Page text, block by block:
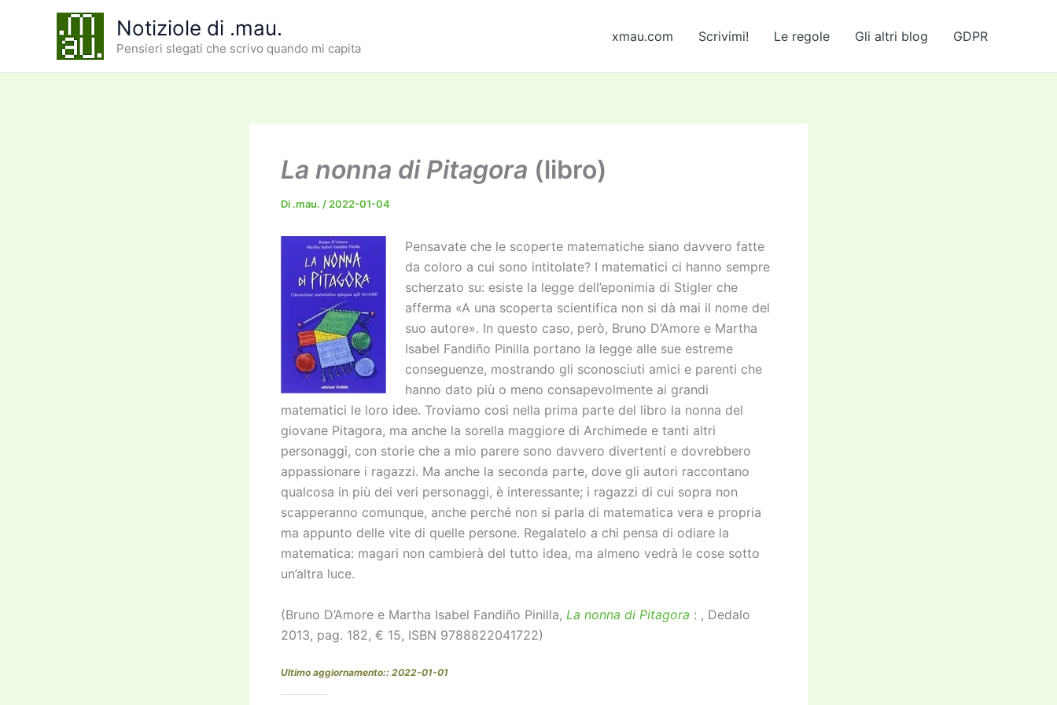
Notiziole di .mau.
Pensieri slegati che scrivo quando mi capita
xmau.com Scrivimi! Le regole Gli altri blog GDPR
La nonna di Pitagora (libro)
Di .mau. / 2022-01-04
Pensavate che le scoperte matematiche siano davvero fatte
da coloro a cui sono intitolate? I matematici ci hanno sempre
scherzato su: esiste la legge dell’eponimia di Stigler che
afferma «A una scoperta scientifica non si dà mai il nome del
suo autore». In questo caso, però, Bruno D’Amore e Martha
Isabel Fandiño Pinilla portano la legge alle sue estreme
conseguenze, mostrando gli sconosciuti amici e parenti che
hanno dato più o meno consapevolmente ai grandi
matematici le loro idee. Troviamo così nella prima parte del libro la nonna del
giovane Pitagora, ma anche la sorella maggiore di Archimede e tanti altri
personaggi, con storie che a mio parere sono davvero divertenti e dovrebbero
appassionare i ragazzi. Ma anche la seconda parte, dove gli autori raccontano
qualcosa in più dei veri personaggi, è interessante; i ragazzi di cui sopra non
scapperanno comunque, anche perché non si parla di matematica vera e propria
ma appunto delle vite di quelle persone. Regalatelo a chi pensa di odiare la
matematica: magari non cambierà del tutto idea, ma almeno vedrà le cose sotto
un’altra luce.
(Bruno D’Amore e Martha Isabel Fandiño Pinilla, La nonna di Pitagora : , Dedalo
2013, pag. 182, € 15, ISBN 9788822041722)
Ultimo aggiornamento:: 2022-01-01